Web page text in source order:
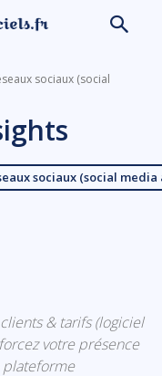
sociaux (social
sociaux (social media
& tarifs (logiciel
votre présence
plateforme